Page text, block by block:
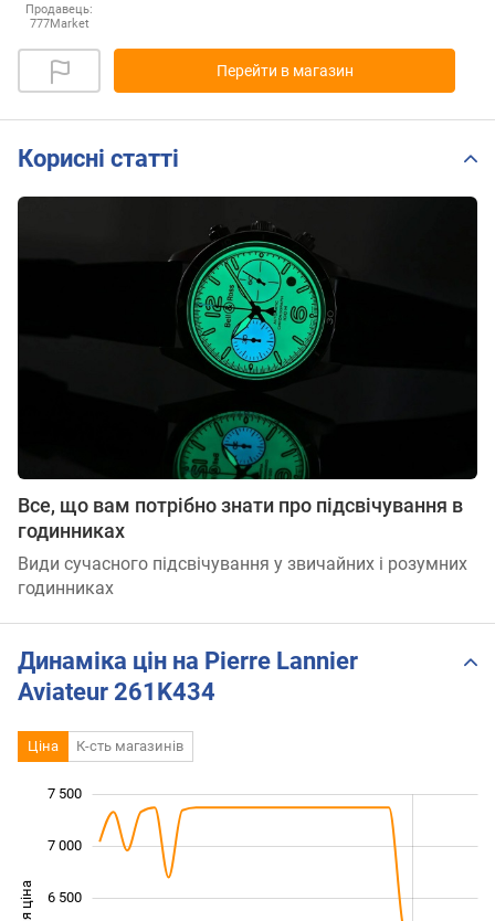
Продавець:
777Market
Перейти в магазин
Корисні статті
Все, що вам потрібно знати про підсвічування в
годинниках
Види сучасного підсвічування у звичайних і розумних
годинниках
Динаміка цін на Pierre Lannier
Aviateur 261K434
Ціна К-сть магазинів
6 500
7 000
7 500